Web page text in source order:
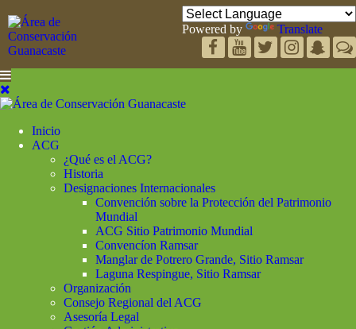
Powered by Translate
Inicio
ACG
¿Qué es el ACG?
Historia
Designaciones Internacionales
Convención sobre la Protección del Patrimonio
Mundial
ACG Sitio Patrimonio Mundial
Convencíon Ramsar
Manglar de Potrero Grande, Sitio Ramsar
Laguna Respingue, Sitio Ramsar
Organización
Consejo Regional del ACG
Asesoría Legal